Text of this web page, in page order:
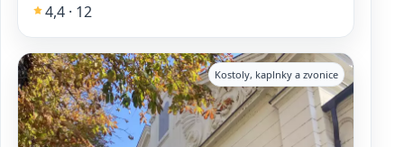
4,4 · 12
Kostoly, kaplnky a zvonice